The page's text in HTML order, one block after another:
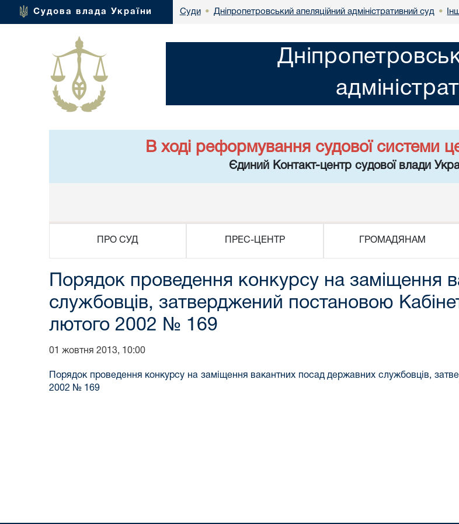
Судова влада України Суди • Дніпропетровський апеляційний адміністративний суд •
В ході реформування судової системи
Єдиний Контакт-центр судової влади
ПРО СУД ПРЕС-ЦЕНТР ГРОМАДЯНАМ
Порядок проведення конкурсу на заміщення
службовців, затверджений постановою
лютого 2002 № 169
01 жовтня 2013, 10:00
Порядок проведення конкурсу на заміщення вакантних посад державних службовців,
2002 № 169